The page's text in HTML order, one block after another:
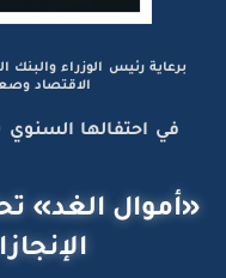
برعاية رئيس الوزراء
الاقتصاد
في احتفالها
«أموال الغد»